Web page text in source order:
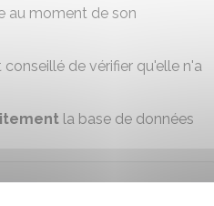
au moment de son
de vérifier qu'elle n'a
la base de données
sur Data Inpi